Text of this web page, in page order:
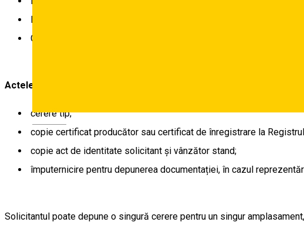
Deutsch
Depunerea cererii și achitarea taxei - 8 – 9 decembrie.
Comercializarea acestor produse va fi permisă în perioada 15-28
Actele necesare:
cerere tip;
copie certificat producător sau certificat de înregistrare la
copie act de identitate solicitant și vânzător stand;
împuternicire pentru depunerea documentației, în cazul
Solicitantul poate depune o singură cerere pentru un singur